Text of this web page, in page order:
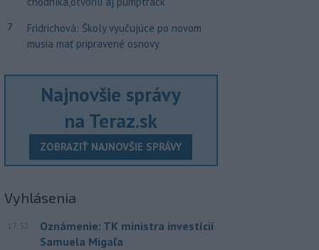
7
Fridrichová: Školy vyučujúce po novom
musia mať pripravené osnovy
Najnovšie správy
na Teraz.sk
ZOBRAZIŤ NAJNOVŠIE SPRÁVY
Vyhlásenia
17:32
Oznámenie: TK ministra investícií
Samuela Migaľa